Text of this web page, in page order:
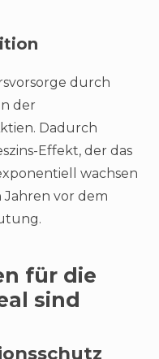
durch
der
Dadurch
Effekt, der das
wachsen
Jahren vor dem
für die
sind